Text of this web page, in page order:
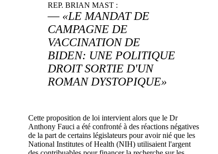
REP. BRIAN MAST :
— «LE MANDAT DE
CAMPAGNE DE
VACCINATION DE
BIDEN: UNE POLITIQUE
DROIT SORTIE D'UN
ROMAN DYSTOPIQUE»
Cette proposition de loi intervient alors que le Dr
Anthony Fauci a été confronté à des réactions négatives
de la part de certains législateurs pour avoir nié que les
National Institutes of Health (NIH) utilisaient l'argent